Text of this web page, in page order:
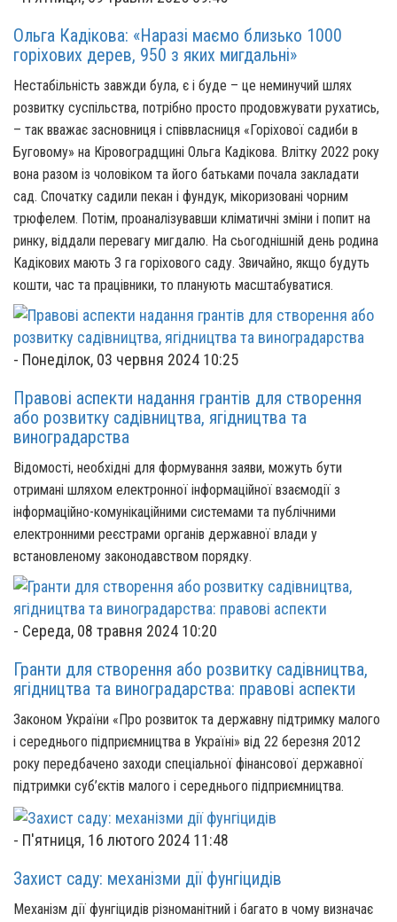
Ольга Кадікова: «Наразі маємо близько 1000
горіхових дерев, 950 з яких мигдальні»
Нестабільність завжди була, є і буде – це неминучий шлях
розвитку суспільства, потрібно просто продовжувати рухатись,
– так вважає засновниця і співвласниця «Горіхової садиби в
Буговому» на Кіровоградщині Ольга Кадікова. Влітку 2022 року
вона разом із чоловіком та його батьками почала закладати
сад. Спочатку садили пекан і фундук, мікоризовані чорним
трюфелем. Потім, проаналізувавши кліматичні зміни і попит на
ринку, віддали перевагу мигдалю. На сьогоднішній день родина
Кадікових мають 3 га горіхового саду. Звичайно, якщо будуть
кошти, час та працівники, то планують масштабуватися.
- Понеділок, 03 червня 2024 10:25
Правові аспекти надання грантів для створення
або розвитку садівництва, ягідництва та
виноградарства
Відомості, необхідні для формування заяви, можуть бути
отримані шляхом електронної інформаційної взаємодії з
інформаційно-комунікаційними системами та публічними
електронними реєстрами органів державної влади у
встановленому законодавством порядку.
- Середа, 08 травня 2024 10:20
Гранти для створення або розвитку садівництва,
ягідництва та виноградарства: правові аспекти
Законом України «Про розвиток та державну підтримку малого
і середнього підприємництва в Україні» від 22 березня 2012
року передбачено заходи спеціальної фінансової державної
підтримки суб’єктів малого і середнього підприємництва.
- П'ятниця, 16 лютого 2024 11:48
Захист саду: механізми дії фунгіцидів
Механізм дії фунгіцидів різноманітний і багато в чому визначає